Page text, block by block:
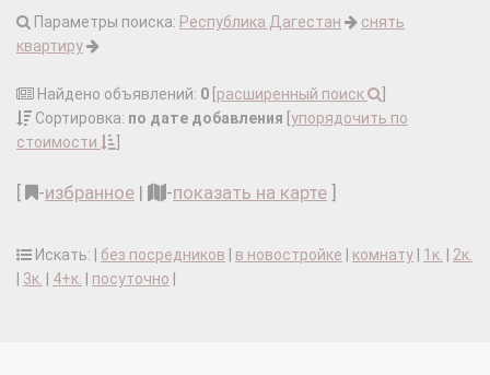
Параметры поиска: Республика Дагестан
снять
квартиру
Найдено объявлений: 0 расширенный поиск
Сортировка: по дате добавления упорядочить по
стоимости
-избранное | -показать на карте
Искать: | без посредников в новостройке комнату 1к.
2к.
3к. 4+к. посуточно